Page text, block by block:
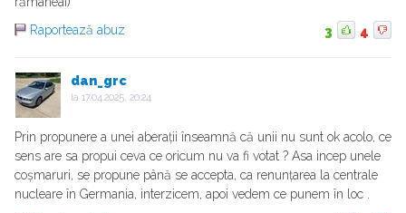
Raportează abuz
3 4
dan_grc
la 17.04.2025, 20:24
Prin propunere a unei aberații înseamnă că unii nu sunt ok acolo, ce
sens are sa propui ceva ce oricum nu va fi votat ? Asa incep unele
coșmaruri, se propune până se accepta, ca renunțarea la centrale
nucleare în Germania, interzicem, apoi vedem ce punem în loc .